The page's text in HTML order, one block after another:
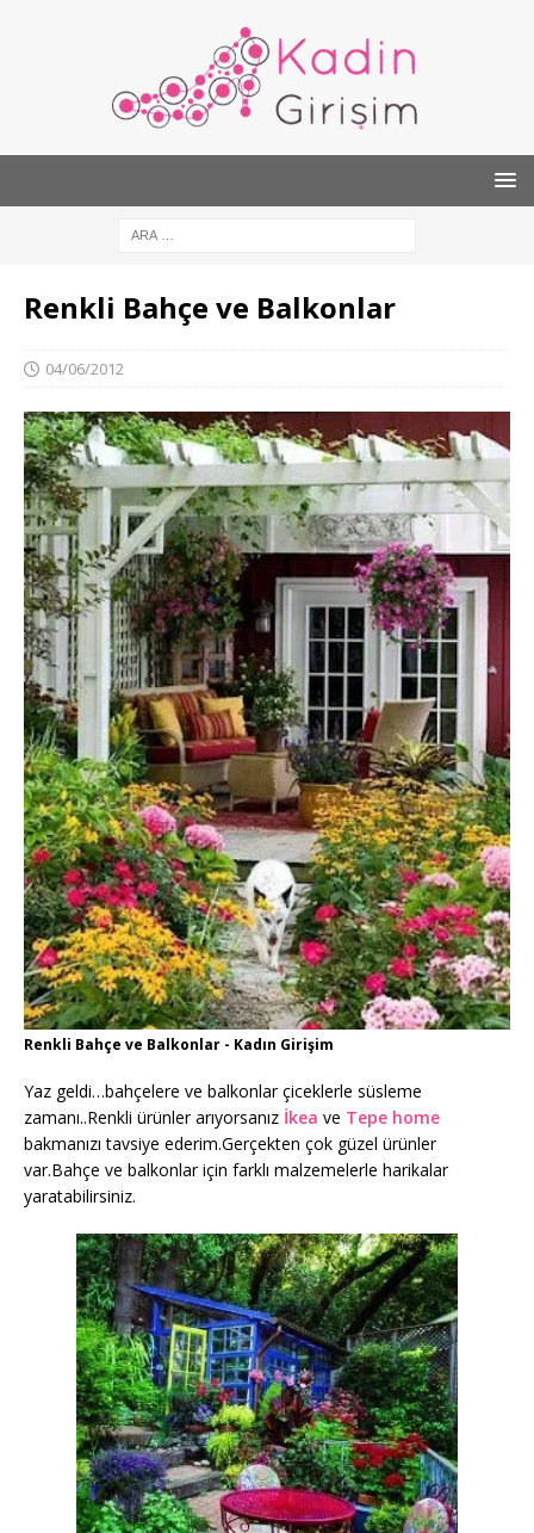
Renkli Bahçe ve Balkonlar
04/06/2012
Renkli Bahçe ve Balkonlar - Kadın Girişim
Yaz geldi…bahçelere ve balkonlar çiceklerle süsleme
zamanı..Renkli ürünler arıyorsanız İkea ve Tepe home
bakmanızı tavsiye ederim.Gerçekten çok güzel ürünler
var.Bahçe ve balkonlar için farklı malzemelerle harikalar
yaratabilirsiniz.